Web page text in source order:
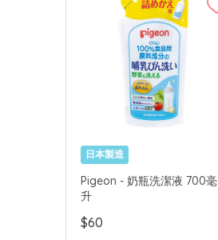
日本製造
Pigeon - 奶瓶洗潔液 700毫
升
$60